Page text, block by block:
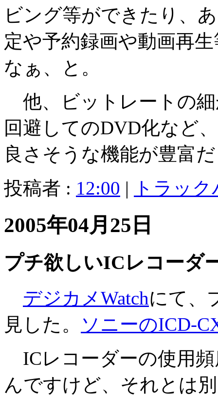
ビング等ができたり、
定や予約録画や動画再
なぁ、と。
他、ビットレートの
回避してのDVD化など
良さそうな機能が豊富
投稿者 : 12:00 | トラッ
2005年04月25日
プチ欲しいICレコーダ
デジカメWatchにて、
見した。
ソニーのICD-
ICレコーダーの使用
んですけど、それとは